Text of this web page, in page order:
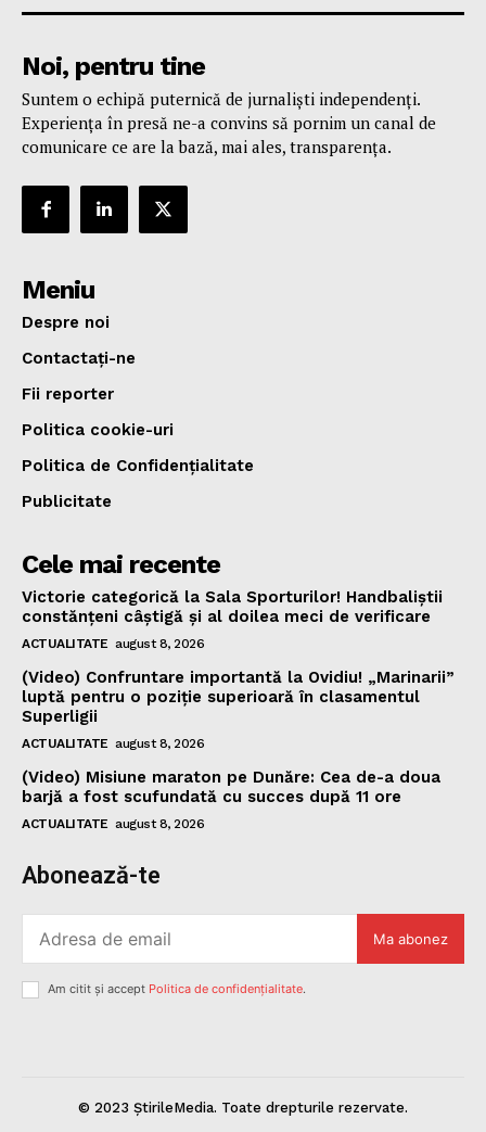
Noi, pentru tine
Suntem o echipă puternică de jurnaliști independenți.
Experiența în presă ne-a convins să pornim un canal de
comunicare ce are la bază, mai ales, transparența.
Meniu
Despre noi
Contactați-ne
Fii reporter
Politica cookie-uri
Politica de Confidențialitate
Publicitate
Cele mai recente
Victorie categorică la Sala Sporturilor! Handbaliștii
constănțeni câștigă și al doilea meci de verificare
ACTUALITATE august 8, 2026
(Video) Confruntare importantă la Ovidiu! „Marinarii”
luptă pentru o poziție superioară în clasamentul
Superligii
ACTUALITATE august 8, 2026
(Video) Misiune maraton pe Dunăre: Cea de-a doua
barjă a fost scufundată cu succes după 11 ore
ACTUALITATE august 8, 2026
Abonează-te
Ma abonez
Am citit și accept Politica de confidențialitate.
© 2023 ȘtirileMedia. Toate drepturile rezervate.